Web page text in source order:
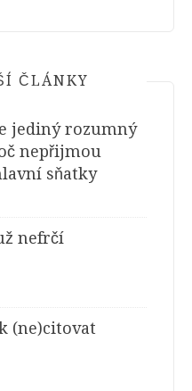
ČLÁNKY
jediný rozumný
nepřijmou
sňatky
nefrčí
(ne)citovat